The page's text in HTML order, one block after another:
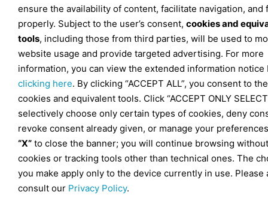
ensure the availability of content, facilitate navigation, and
properly. Subject to the user’s consent, cookies and
tools, including those from third parties, will be used to
website usage and provide targeted advertising. For more
information, you can view the extended information notice
clicking here. By clicking “ACCEPT ALL”, you consent to
cookies and equivalent tools. Click “ACCEPT ONLY
selectively choose only certain types of cookies, deny
revoke consent already given, or manage your
“X” to close the banner; you will continue browsing without
cookies or tracking tools other than technical ones. The
you make apply only to the device currently in use. Please
consult our Privacy Policy.